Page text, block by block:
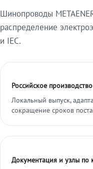
Шинопроводы
распределение
и IEC.
Российское производство
Локальный выпуск,
сокращение сроков
Документация и узлы по